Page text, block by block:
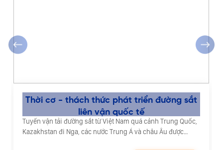
Thời cơ - thách thức phát triển đường sắt
liên vận quốc tế
Tuyến vận tải đường sắt từ Việt Nam quá cảnh Trung Quốc,
Kazakhstan đi Nga, các nước Trung Á và châu Âu được